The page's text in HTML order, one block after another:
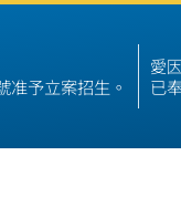
准予立案招生。
愛
已